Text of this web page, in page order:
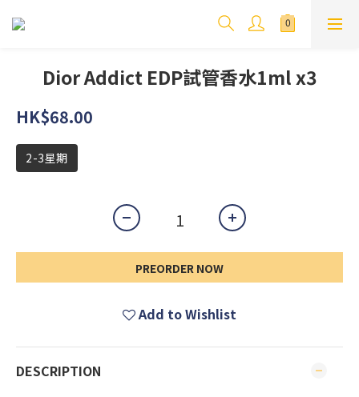
Dior Addict EDP試管香水1ml x3
HK$68.00
2-3星期
PREORDER NOW
Add to Wishlist
DESCRIPTION